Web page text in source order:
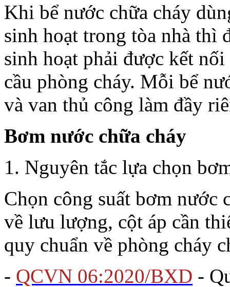
Khi bể nước chữa cháy
sinh hoạt trong tòa nhà thì
sinh hoạt phải được kết
cầu phòng cháy. Mỗi bể
và van thủ công làm đầy
Bơm nước chữa cháy
1. Nguyên tắc lựa chọn
Chọn công suất bơm nước
về lưu lượng, cột áp cần
quy chuẩn về phòng cháy
- QCVN 06:2020/BXD -